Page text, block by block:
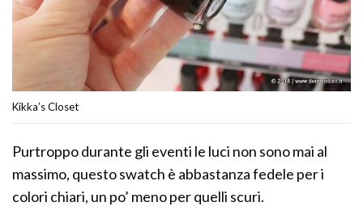
Kikka’s Closet
Purtroppo durante gli eventi le luci non sono mai al
massimo, questo swatch è abbastanza fedele per i
colori chiari, un po’ meno per quelli scuri.